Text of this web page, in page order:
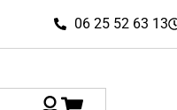
06 25 52 63 13